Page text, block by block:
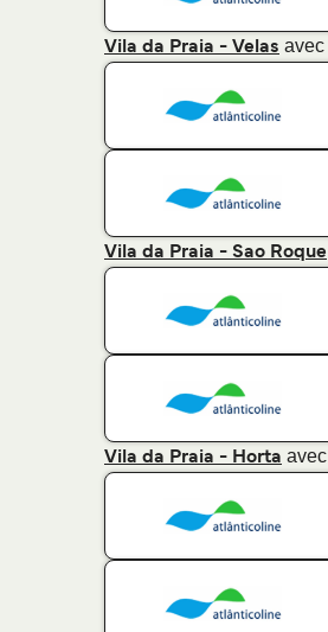
Vila da Praia - Velas avec
Vila da Praia - Sao Roque
Vila da Praia - Horta avec